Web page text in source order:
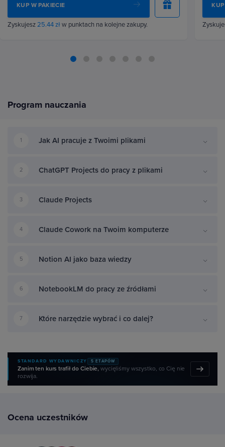
KUP W PAKIECIE
Zyskujesz25.44 złw punktach na kolejne zakupy.
Program nauczania
1 Jak AI pracuje z Twoimi plikami
2 ChatGPT Projects do pracy z plikami
3 Claude Projects
4 Claude Cowork na Twoim komputerze
5 Notion AI jako baza wiedzy
6 NotebookLM do pracy ze źródłami
7 Które narzędzie wybrać i co dalej?
STANDARD WYDAWNICZY 5 ETAPÓW
Zanim ten kurs trafił do Ciebie,wycięliśmy wszystko, co Cię nie
rozwija.
Ocena uczestników